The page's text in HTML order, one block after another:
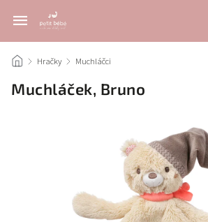
/ Hračky / Muchláčci
Muchláček, Bruno